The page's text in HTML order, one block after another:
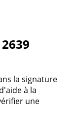
la signature
à la
une